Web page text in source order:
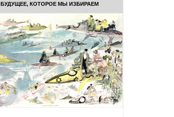
БУДУЩЕЕ, КОТОРОЕ МЫ ИЗБИРАЕМ